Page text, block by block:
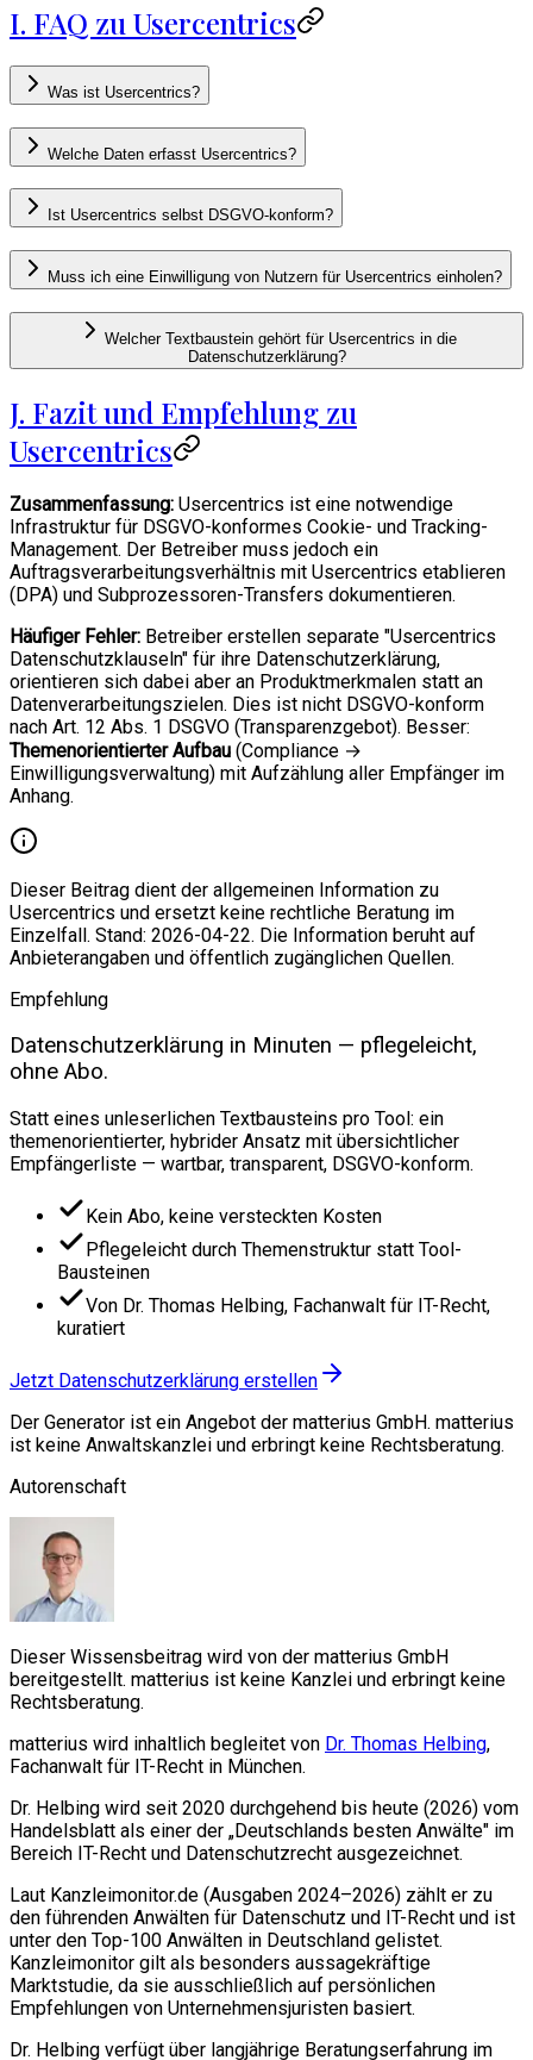
I. FAQ zu Usercentrics
Was ist Usercentrics?
Welche Daten erfasst Usercentrics?
Ist Usercentrics selbst DSGVO-konform?
Muss ich eine Einwilligung von Nutzern für Usercentrics einholen?
Welcher Textbaustein gehört für Usercentrics in die
Datenschutzerklärung?
J. Fazit und Empfehlung zu
Usercentrics
Zusammenfassung: Usercentrics ist eine notwendige
Infrastruktur für DSGVO-konformes Cookie- und Tracking-
Management. Der Betreiber muss jedoch ein
Auftragsverarbeitungsverhältnis mit Usercentrics etablieren
(DPA) und Subprozessoren-Transfers dokumentieren.
Häufiger Fehler: Betreiber erstellen separate "Usercentrics
Datenschutzklauseln" für ihre Datenschutzerklärung,
orientieren sich dabei aber an Produktmerkmalen statt an
Datenverarbeitungszielen. Dies ist nicht DSGVO-konform
nach Art. 12 Abs. 1 DSGVO (Transparenzgebot). Besser:
Themenorientierter Aufbau (Compliance →
Einwilligungsverwaltung) mit Aufzählung aller Empfänger im
Anhang.
Dieser Beitrag dient der allgemeinen Information zu
Usercentrics und ersetzt keine rechtliche Beratung im
Einzelfall. Stand: 2026-04-22. Die Information beruht auf
Anbieterangaben und öffentlich zugänglichen Quellen.
Empfehlung
Datenschutzerklärung in Minuten — pflegeleicht,
ohne Abo.
Statt eines unleserlichen Textbausteins pro Tool: ein
themenorientierter, hybrider Ansatz mit übersichtlicher
Empfängerliste — wartbar, transparent, DSGVO-konform.
Kein Abo, keine versteckten Kosten
Pflegeleicht durch Themenstruktur statt Tool-
Bausteinen
Von Dr. Thomas Helbing, Fachanwalt für IT-Recht,
kuratiert
Jetzt Datenschutzerklärung erstellen
Der Generator ist ein Angebot der matterius GmbH. matterius
ist keine Anwaltskanzlei und erbringt keine Rechtsberatung.
Autorenschaft
Dieser Wissensbeitrag wird von der matterius GmbH
bereitgestellt. matterius ist keine Kanzlei und erbringt keine
Rechtsberatung.
matterius wird inhaltlich begleitet von Dr. Thomas Helbing,
Fachanwalt für IT-Recht in München.
Dr. Helbing wird seit 2020 durchgehend bis heute (2026) vom
Handelsblatt als einer der „Deutschlands besten Anwälte" im
Bereich IT-Recht und Datenschutzrecht ausgezeichnet.
Laut Kanzleimonitor.de (Ausgaben 2024–2026) zählt er zu
den führenden Anwälten für Datenschutz und IT-Recht und ist
unter den Top-100 Anwälten in Deutschland gelistet.
Kanzleimonitor gilt als besonders aussagekräftige
Marktstudie, da sie ausschließlich auf persönlichen
Empfehlungen von Unternehmensjuristen basiert.
Dr. Helbing verfügt über langjährige Beratungserfahrung im